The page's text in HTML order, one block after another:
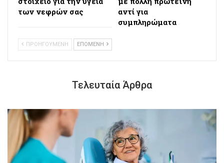
των νεφρών σας
αντί για
συμπληρώματα
ΠΡΟΗΓΟΥΜΕΝΗ ΕΠΟΜΕΝΗ
Τελευταία Άρθρα